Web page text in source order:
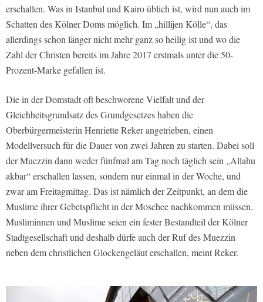
erschallen. Was in Istanbul und Kairo üblich ist, wird nun auch im
Schatten des Kölner Doms möglich. Im „hillijen Kölle“, das
allerdings schon länger nicht mehr ganz so heilig ist und wo die
Zahl der Christen bereits im Jahre 2017 erstmals unter die 50-
Prozent-Marke gefallen ist.
Die in der Domstadt oft beschworene Vielfalt und der
Gleichheitsgrundsatz des Grundgesetzes haben die
Oberbürgermeisterin Henriette Reker angetrieben, einen
Modellversuch für die Dauer von zwei Jahren zu starten. Dabei soll
der Muezzin dann weder fünfmal am Tag noch täglich sein „Allahu
akbar“ erschallen lassen, sondern nur einmal in der Woche, und
zwar am Freitagmittag. Das ist nämlich der Zeitpunkt, an dem die
Muslime ihrer Gebetspflicht in der Moschee nachkommen müssen.
Musliminnen und Muslime seien ein fester Bestandteil der Kölner
Stadtgesellschaft und deshalb dürfe auch der Ruf des Muezzin
neben dem christlichen Glockengeläut erschallen, meint Reker.